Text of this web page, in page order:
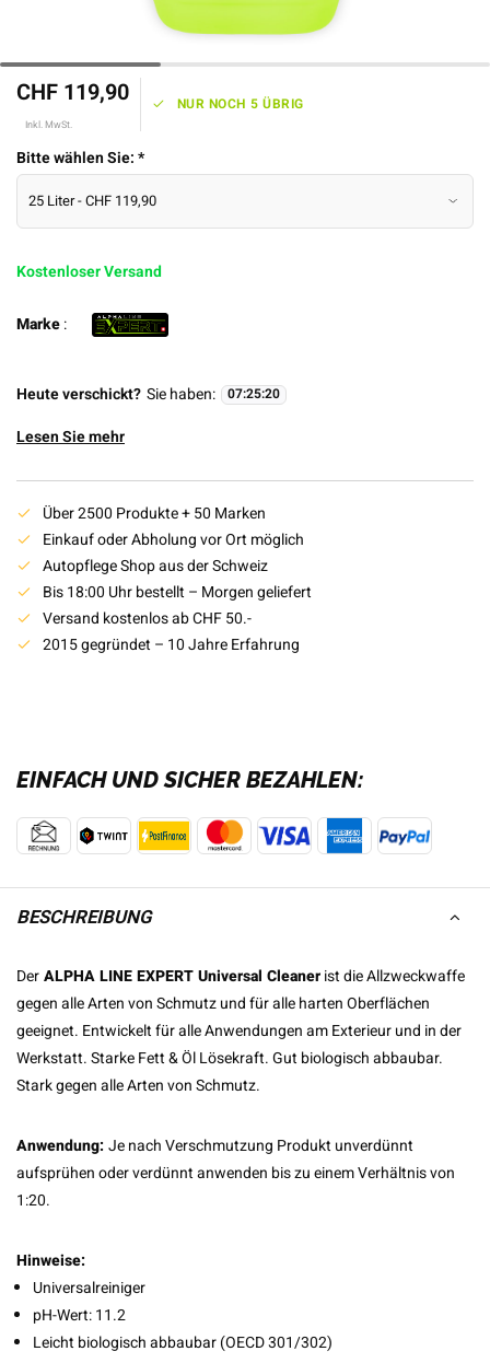
CHF 119,90
Inkl. MwSt.
NUR NOCH 5 ÜBRIG
Bitte wählen Sie:*
Kostenloser Versand
Marke:
Heute verschickt? Sie haben: 07:25:20
Lesen Sie mehr
Über 2500 Produkte + 50 Marken
Einkauf oder Abholung vor Ort möglich
Autopflege Shop aus der Schweiz
Bis 18:00 Uhr bestellt – Morgen geliefert
Versand kostenlos ab CHF 50.-
2015 gegründet – 10 Jahre Erfahrung
EINFACH UND SICHER BEZAHLEN:
BESCHREIBUNG
DerALPHA LINE EXPERT Universal Cleanerist die Allzweckwaffe
gegen alle Arten von Schmutz und für alle harten Oberflächen
geeignet. Entwickelt für alle Anwendungen am Exterieur und in der
Werkstatt. Starke Fett & Öl Lösekraft. Gut biologisch abbaubar.
Stark gegen alle Arten von Schmutz.
Anwendung:Je nach Verschmutzung Produkt unverdünnt
aufsprühen oder verdünnt anwenden bis zu einem Verhältnis von
1:20.
Hinweise:
Universalreiniger
pH-Wert: 11.2
Leicht biologisch abbaubar (OECD 301/302)